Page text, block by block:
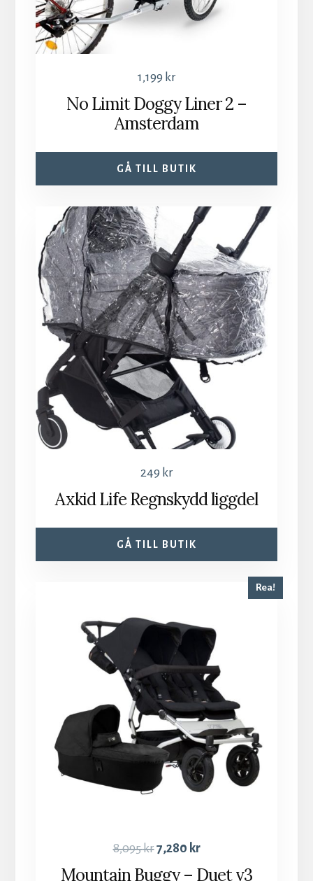
1,199 kr
No Limit Doggy Liner 2 –
Amsterdam
GÅ TILL BUTIK
249 kr
Axkid Life Regnskydd liggdel
GÅ TILL BUTIK
Rea!
8,095kr7,280 kr
Mountain Buggy – Duet v3